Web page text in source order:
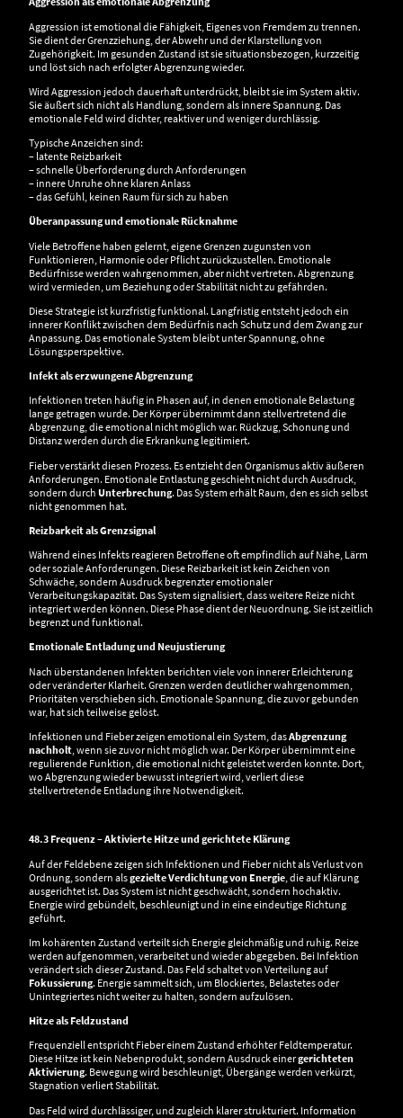
Aggression ist emotional die Fähigkeit, Eigenes von Fremdem zu trennen.
Sie dient der Grenzziehung, der Abwehr und der Klarstellung von
Zugehörigkeit. Im gesunden Zustand ist sie situationsbezogen, kurzzeitig
und löst sich nach erfolgter Abgrenzung wieder.
Wird Aggression jedoch dauerhaft unterdrückt, bleibt sie im System aktiv.
Sie äußert sich nicht als Handlung, sondern als innere Spannung. Das
emotionale Feld wird dichter, reaktiver und weniger durchlässig.
Typische Anzeichen sind:
– latente Reizbarkeit
– schnelle Überforderung durch Anforderungen
– innere Unruhe ohne klaren Anlass
– das Gefühl, keinen Raum für sich zu haben
Überanpassung und emotionale Rücknahme
Viele Betroffene haben gelernt, eigene Grenzen zugunsten von
Funktionieren, Harmonie oder Pflicht zurückzustellen. Emotionale
Bedürfnisse werden wahrgenommen, aber nicht vertreten. Abgrenzung
wird vermieden, um Beziehung oder Stabilität nicht zu gefährden.
Diese Strategie ist kurzfristig funktional. Langfristig entsteht jedoch ein
innerer Konflikt zwischen dem Bedürfnis nach Schutz und dem Zwang zur
Anpassung. Das emotionale System bleibt unter Spannung, ohne
Lösungsperspektive.
Infekt als erzwungene Abgrenzung
Infektionen treten häufig in Phasen auf, in denen emotionale Belastung
lange getragen wurde. Der Körper übernimmt dann stellvertretend die
Abgrenzung, die emotional nicht möglich war. Rückzug, Schonung und
Distanz werden durch die Erkrankung legitimiert.
Fieber verstärkt diesen Prozess. Es entzieht den Organismus aktiv äußeren
Anforderungen. Emotionale Entlastung geschieht nicht durch Ausdruck,
sondern durch Unterbrechung. Das System erhält Raum, den es sich selbst
nicht genommen hat.
Reizbarkeit als Grenzsignal
Während eines Infekts reagieren Betroffene oft empfindlich auf Nähe, Lärm
oder soziale Anforderungen. Diese Reizbarkeit ist kein Zeichen von
Schwäche, sondern Ausdruck begrenzter emotionaler
Verarbeitungskapazität. Das System signalisiert, dass weitere Reize nicht
integriert werden können. Diese Phase dient der Neuordnung. Sie ist zeitlich
begrenzt und funktional.
Emotionale Entladung und Neujustierung
Nach überstandenen Infekten berichten viele von innerer Erleichterung
oder veränderter Klarheit. Grenzen werden deutlicher wahrgenommen,
Prioritäten verschieben sich. Emotionale Spannung, die zuvor gebunden
war, hat sich teilweise gelöst.
Infektionen und Fieber zeigen emotional ein System, dasAbgrenzung
nachholt , wenn sie zuvor nicht möglich war. Der Körper übernimmt eine
regulierende Funktion, die emotional nicht geleistet werden konnte. Dort,
wo Abgrenzung wieder bewusst integriert wird, verliert diese
stellvertretende Entladung ihre Notwendigkeit.
48.3 Frequenz – Aktivierte Hitze und gerichtete Klärung
Auf der Feldebene zeigen sich Infektionen und Fieber nicht als Verlust von
Ordnung, sondern alsgezielte Verdichtung von Energie , die auf Klärung
ausgerichtet ist. Das System ist nicht geschwächt, sondern hochaktiv.
Energie wird gebündelt, beschleunigt und in eine eindeutige Richtung
geführt.
Im kohärenten Zustand verteilt sich Energie gleichmäßig und ruhig. Reize
werden aufgenommen, verarbeitet und wieder abgegeben. Bei Infektion
verändert sich dieser Zustand. Das Feld schaltet von Verteilung auf
Fokussierung. Energie sammelt sich, um Blockiertes, Belastetes oder
Unintegriertes nicht weiter zu halten, sondern aufzulösen.
Hitze als Feldzustand
Frequenziell entspricht Fieber einem Zustand erhöhter Feldtemperatur.
Diese Hitze ist kein Nebenprodukt, sondern Ausdruck einergerichteten
Aktivierung. Bewegung wird beschleunigt, Übergänge werden verkürzt,
Stagnation verliert Stabilität.
Das Feld wird durchlässiger, und zugleich klarer strukturiert. Information